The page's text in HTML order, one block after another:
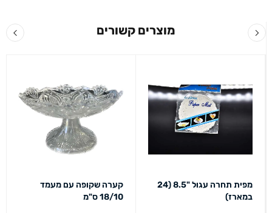
מוצרים קשורים
מפית תחרה עגול "8.5 (24
במארז)
קערה שקופה עם מעמד
18/10 ס"מ